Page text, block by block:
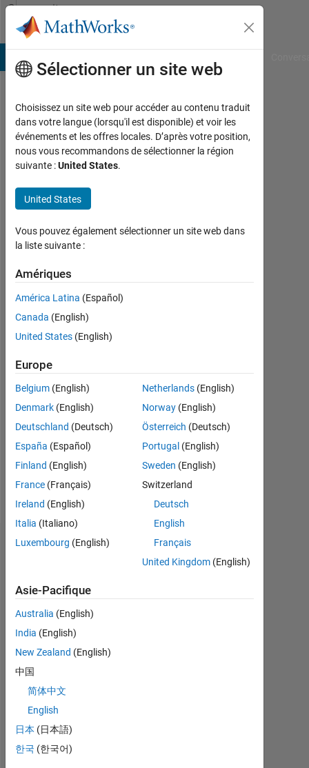
Passer au contenu
Community
Profile
Peter
University
of
Last
plus
de 3
y a
depuis
2013
Followers:
0
Following:
Follow
Message
Badges
Badges
MATLAB
Answers
Badges
Tout
Thankful Level 3
20 Jul 2017
Sélectionner un site web
Choisissez un site web pour accéder au contenu traduit
dans votre langue (lorsqu'il est disponible) et voir les
événements et les offres locales. D’après votre position,
nous vous recommandons de sélectionner la région
suivante :United States.
United States
Vous pouvez également sélectionner un site web dans
la liste suivante :
Amériques
América Latina (Español)
Canada (English)
United States (English)
Europe
Belgium (English)
Denmark (English)
Deutschland (Deutsch)
España (Español)
Finland (English)
France (Français)
Ireland (English)
Italia (Italiano)
Luxembourg (English)
Netherlands(English)
Norway(English)
Österreich (Deutsch)
Portugal (English)
Sweden (English)
Switzerland
Deutsch
English
Français
United Kingdom(English)
Asie-Pacifique
Australia (English)
India (English)
New Zealand (English)
中国
简体中文
English
日本 (日本語)
한국 (한국어)